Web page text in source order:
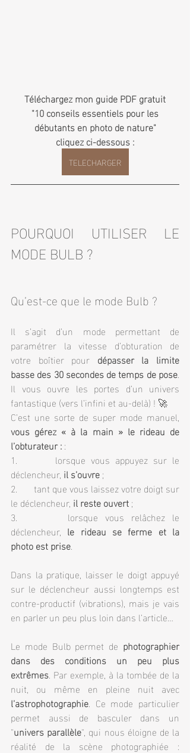
Téléchargez mon guide PDF gratuit
débutants en photo de nature"
cliquez ci-dessous :
TELECHARGER
POURQUOI UTILISER LE
MODE BULB ?
Qu’est-ce que le mode Bulb ?
Il s’agit d’un mode permettant de
paramétrer la vitesse d’obturation de
votre boîtier pour dépasser la limite
basse des 30 secondes de temps de pose.
Il vous ouvre les portes d’un univers
fantastique (vers l’infini et au-delà) ! 🚀
vous gérez « à la main » le rideau de
l’obturateur : :
1.       lorsque vous appuyez sur le
déclencheur, il s’ouvre ;
2.       tant que vous laissez votre doigt sur
le déclencheur, il reste ouvert ;
3.       lorsque vous relâchez le
déclencheur, le rideau se ferme et la
photo est prise.
Dans la pratique, laisser le doigt appuyé
sur le déclencheur aussi longtemps est
contre-productif (vibrations), mais je vais
en parler un peu plus loin dans l’article…
Le mode Bulb permet de photographier
dans des conditions un peu plus
extrêmes. Par exemple, à la tombée de la
l’astrophotographie. Ce mode particulier
permet aussi de basculer dans un
"univers parallèle", qui nous éloigne de la
réalité de la scène photographiée :